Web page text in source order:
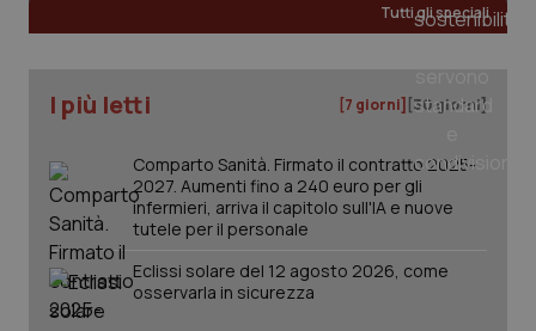
Tutti gli speciali
I più letti [7 giorni] [30 giorni]
Comparto Sanità. Firmato il contratto 2025-
2027. Aumenti fino a 240 euro per gli
infermieri, arriva il capitolo sull'IA e nuove
tutele per il personale
Eclissi solare del 12 agosto 2026, come
osservarla in sicurezza
session-id
_ga